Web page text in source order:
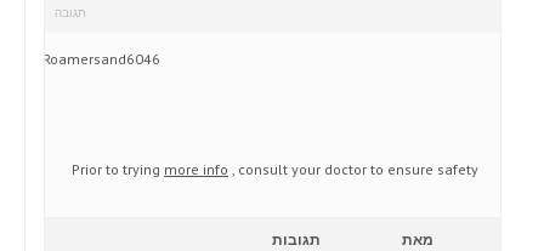
תגובה
Roamersand6046
Prior to trying more info , consult your doctor to ensure safety
מאת תגובות